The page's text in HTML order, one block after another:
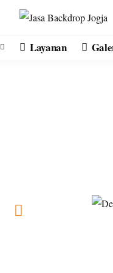
Layanan